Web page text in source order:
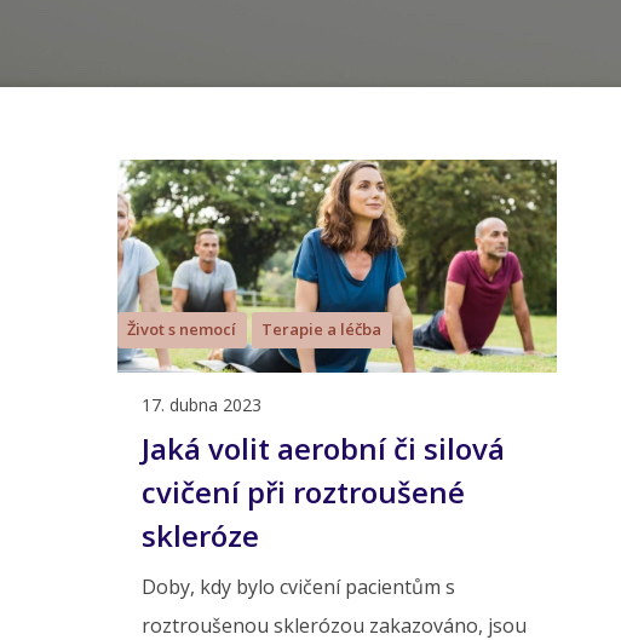
Život s nemocí Terapie a léčba
17. dubna 2023
Jaká volit aerobní či silová
cvičení při roztroušené
skleróze
Doby, kdy bylo cvičení pacientům s
roztroušenou sklerózou zakazováno, jsou